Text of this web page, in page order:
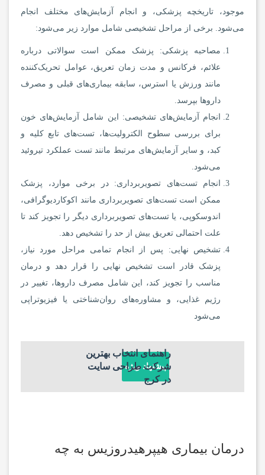
موجود، تاریخچه پزشکی، و انجام آزمایش‌های مختلف انجام
می‌شود. برخی از مراحل تشخیصی شامل موارد زیر می‌شود:
مصاحبه پزشکی: پزشک ممکن است سوالاتی درباره
علائم، فرکانس و مدت زمان تعریق، عوامل تحریک‌کننده
مانند ورزش یا استرس، سابقه بیماری‌های قبلی و مصرف
داروها بپرسد.
انجام آزمایش‌های تشخیصی: این شامل آزمایش‌های خون
برای بررسی سطوح الکترولیت‌ها، تست‌های تابع کلیه و
کبد، و سایر آزمایش‌های مرتبط مانند تست عملکرد تیروئید
می‌شود.
انجام تست‌های تصویربرداری: در برخی موارد، پزشک
ممکن است تست‌های تصویربرداری مانند اکوکاردیوگرافی،
اندوسکوپی، یا تست‌های تصویربرداری دیگر را تجویز کند تا
علت احتمالی تعریق بیش از حد را تشخیص دهد.
تشخیص نهایی: پس از انجام تمامی مراحل مورد نیاز،
پزشک قادر است تشخیص نهایی را قرار دهد و درمان
مناسب را تجویز کند، این شامل مصرف داروها، تغییر در
رژیم غذایی، و مشاوره‌های روان‌شناختی یا فیزیوتراپی
می‌شود
پیشنهاد ویژه
راهنمای انتخاب بهترین
شرکت طراحی سایت
در کرج
درمان بیماری هیپرهیدروزیس به چه